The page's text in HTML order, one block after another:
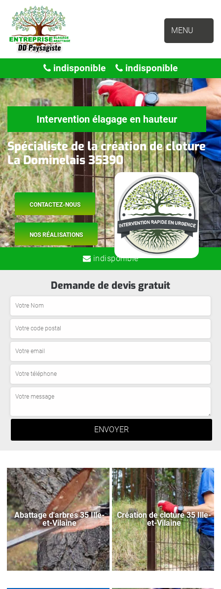
MENU
indisponible indisponible
Intervention élagage en hauteur
Spécialiste de la création de cloture
La Dominelais 35390
CONTACTEZ-NOUS
NOS RÉALISATIONS
indisponible
Demande de devis gratuit
Abattage d'arbres 35 Ille-
et-Vilaine
Création de cloture 35 Ille-
et-Vilaine